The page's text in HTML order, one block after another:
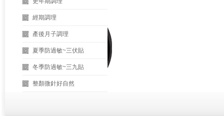
經期調理
產後月子調理
夏季防過敏~三伏貼
冬季防過敏~三九貼
整顏微針好自然